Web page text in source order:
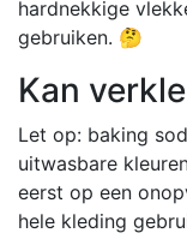
hardnekkige
gebruiken. 🤔
Kan
Let op: baking
uitwasbare
eerst op een
hele kleding